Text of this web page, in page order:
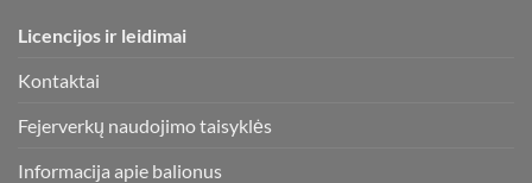
Licencijos ir leidimai
Kontaktai
Fejerverkų naudojimo taisyklės
Informacija apie balionus